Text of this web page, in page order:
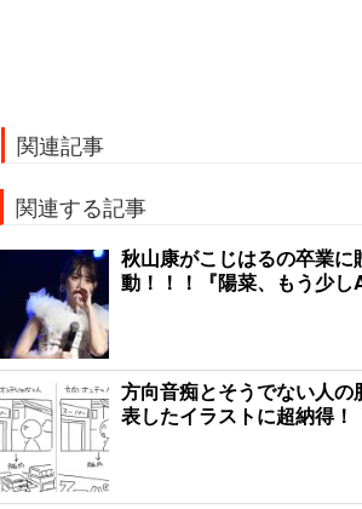
関連記事
関連する記事
秋山康がこじはるの卒業に
動！！！『陽菜、もう少し
方向音痴とそうでない人
表したイラストに超納得！